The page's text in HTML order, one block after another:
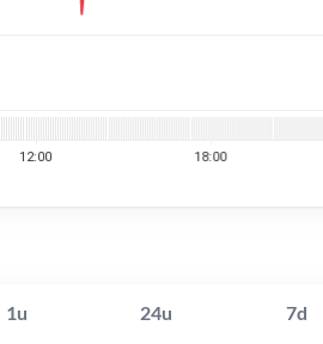
1u 24u 7d